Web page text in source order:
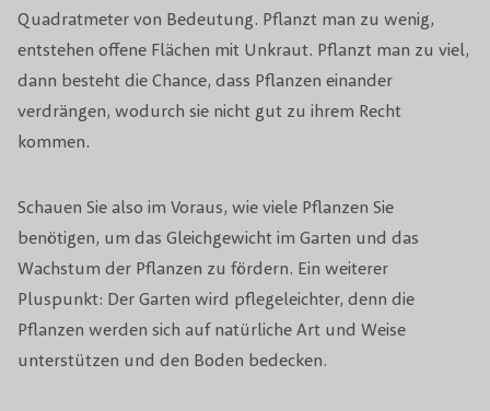
Quadratmeter von Bedeutung. Pflanzt man zu wenig,
entstehen offene Flächen mit Unkraut. Pflanzt man zu viel,
dann besteht die Chance, dass Pflanzen einander
verdrängen, wodurch sie nicht gut zu ihrem Recht
kommen.
Schauen Sie also im Voraus, wie viele Pflanzen Sie
benötigen, um das Gleichgewicht im Garten und das
Wachstum der Pflanzen zu fördern. Ein weiterer
Pluspunkt: Der Garten wird pflegeleichter, denn die
Pflanzen werden sich auf natürliche Art und Weise
unterstützen und den Boden bedecken.